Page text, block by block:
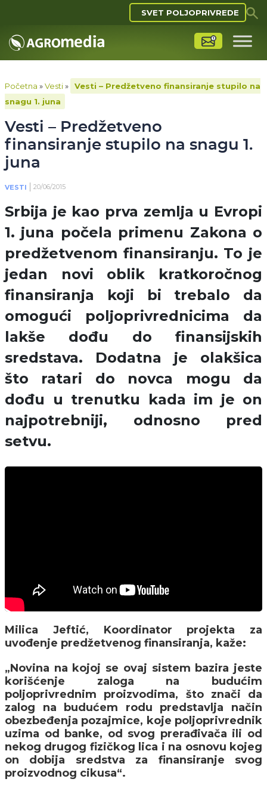
SVET POLJOPRIVREDE
Početna »Vesti»
Vesti – Predžetveno finansiranje stupilo na
snagu 1. juna
Vesti – Predžetveno
finansiranje stupilo na snagu 1.
juna
VESTI 20/06/2015
Srbija je kao prva zemlja u Evropi
1. juna počela primenu Zakona o
predžetvenom finansiranju. To je
jedan novi oblik kratkoročnog
finansiranja koji bi trebalo da
omogući poljoprivrednicima da
lakše dođu do finansijskih
sredstava. Dodatna je olakšica
što ratari do novca mogu da
dođu u trenutku kada im je on
najpotrebniji, odnosno pred
setvu.
Milica Jeftić, Koordinator projekta za
uvođenje predžetvenog finansiranja, kaže:
„Novina na kojoj se ovaj sistem bazira jeste
korišćenje zaloga na budućim
poljoprivrednim proizvodima, što znači da
zalog na budućem rodu predstavlja način
obezbeđenja pozajmice, koje poljoprivrednik
uzima od banke, od svog prerađivača ili od
nekog drugog fizičkog lica i na osnovu kojeg
on dobija sredstva za finansiranje svog
proizvodnog cikusa“.